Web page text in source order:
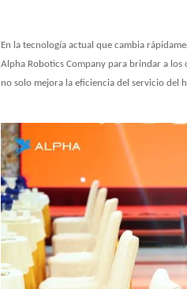
En la tecnología actual que cambia
Alpha Robotics Company para brindar a
no solo mejora la eficiencia del servicio del